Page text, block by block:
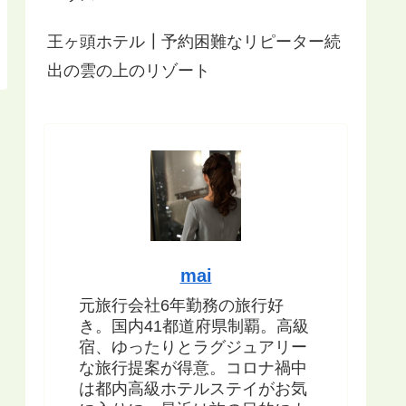
王ヶ頭ホテル┃予約困難なリピーター続
出の雲の上のリゾート
mai
元旅行会社6年勤務の旅行好
き。国内41都道府県制覇。高級
宿、ゆったりとラグジュアリー
な旅行提案が得意。コロナ禍中
は都内高級ホテルステイがお気